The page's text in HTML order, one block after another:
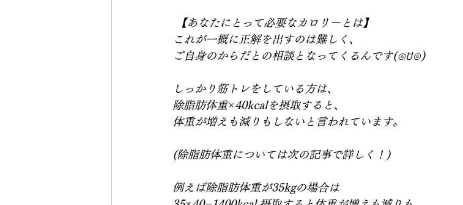
【あなたにとって必要なカロリーとは】
これが一概に正解を出すのは難しく、
ご自身のからだとの相談となってくるんです(⊙ꇴ⊙)
しっかり筋トレをしている方は、
除脂肪体重×40kcalを摂取すると、
体重が増えも減りもしないと言われています。
(除脂肪体重については次の記事で詳しく！)
例えば除脂肪体重が35kgの場合は